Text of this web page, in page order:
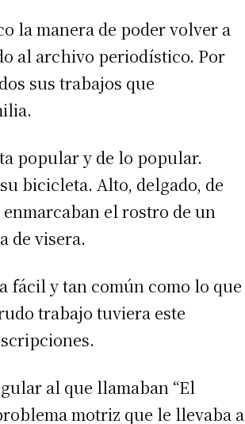
la manera de poder volver a
al archivo periodístico. Por
sus trabajos que
popular y de lo popular.
bicicleta. Alto, delgado, de
el rostro de un
de visera.
fácil y tan común como lo que
trabajo tuviera este
al que llamaban “El
motriz que le llevaba a